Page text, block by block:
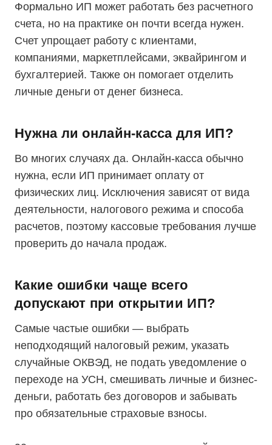
Формально ИП может работать без расчетного
счета, но на практике он почти всегда нужен.
Счет упрощает работу с клиентами,
компаниями, маркетплейсами, эквайрингом и
бухгалтерией. Также он помогает отделить
личные деньги от денег бизнеса.
Нужна ли онлайн-касса для ИП?
Во многих случаях да. Онлайн-касса обычно
нужна, если ИП принимает оплату от
физических лиц. Исключения зависят от вида
деятельности, налогового режима и способа
расчетов, поэтому кассовые требования лучше
проверить до начала продаж.
Какие ошибки чаще всего
допускают при открытии ИП?
Самые частые ошибки — выбрать
неподходящий налоговый режим, указать
случайные ОКВЭД, не подать уведомление о
переходе на УСН, смешивать личные и бизнес-
деньги, работать без договоров и забывать
про обязательные страховые взносы.